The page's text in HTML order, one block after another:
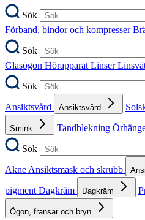
Sök
Förband, bindor och kompresser
Sök
Glasögon Hörapparat Linser
Sök
Ansiktsvård
Ansiktsvård
Smink Tandblekning
Sök
Akne Ansiktsmask och skrubb
pigment Dagkräm Dagkräm
Ögon, fransar och bryn